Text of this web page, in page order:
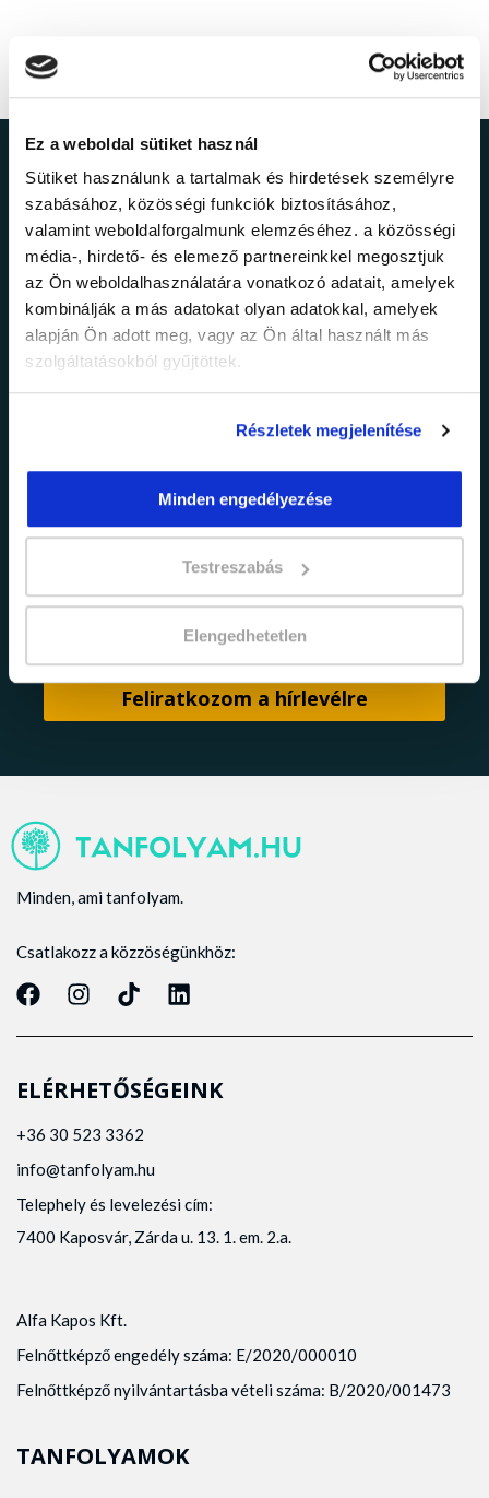
Ez a weboldal sütiket használ
Sütiket használunk a tartalmak és hirdetések személyre
szabásához, közösségi funkciók biztosításához,
valamint weboldalforgalmunk elemzéséhez. a közösségi
média-, hirdető- és elemező partnereinkkel megosztjuk
az Ön weboldalhasználatára vonatkozó adatait, amelyek
kombinálják a más adatokat olyan adatokkal, amelyek
alapján Ön adott meg, vagy az Ön által használt más
szolgáltatásokból gyűjtöttek.
Részletek megjelenítése
Minden engedélyezése
Testreszabás
Elengedhetetlen
Ne maradj le a
legfrissebb
információkról!
Értesülj elsőként legújabb tanfolyamainkról,
legfrissebb híreinkről és időszakos
promócióinkról.
adatkezelési tájékoztatóban
Minden, ami tanfolyam.
Csatlakozz a közzöségünkhöz:
ELÉRHETŐSÉGEINK
+36 30 523 3362
info@tanfolyam.hu
Telephely és levelezési cím:
7400 Kaposvár, Zárda u. 13. 1. em. 2.a.
Alfa Kapos Kft.
Felnőttképző engedély száma: E/2020/000010
Felnőttképző nyilvántartásba vételi száma: B/2020/001473
TANFOLYAMOK